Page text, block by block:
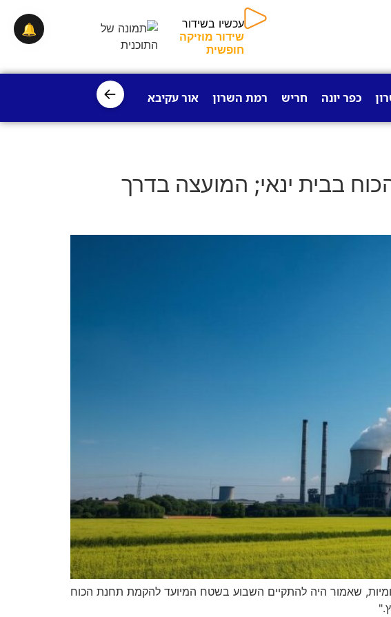
עכשיו בשידור
שידור מוזיקה
חופשית
כפר יונה חריש רמת השרון אור עקיבא פרדס חנה
←
בבית ינאי; המועצה בדרך
שאמור היה להתקיים השבוע בשטח המיועד להקמת תחנת הכוח
🔔